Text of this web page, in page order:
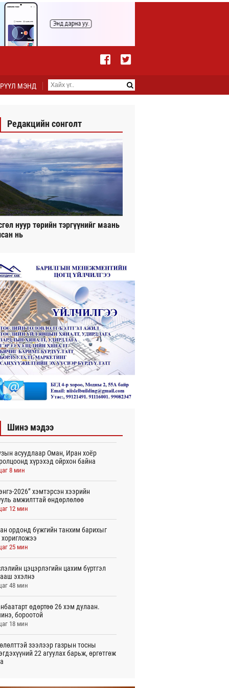
МЭНД
Редакцийн сонголт
нуур төрийн тэргүүнийг маань
нь
Шинэ мэдээ
асуудлаар Оман, Иран хоёр
хүрэхэд ойрхон байна
8 мин
2026” хэмтэрсэн хээрийн
амжилттай өндөрлөлөө
12 мин
ордонд бүжгийн танхим барихыг
хоригложээ
25 мин
цэцэрлэгийн цахим бүртгэл
эхэлнэ
48 мин
өдөртөө 26 хэм дулаан.
бороотой
18 мин
зээлээр газрын тосны
22 агуулах барьж, өргөтгөж